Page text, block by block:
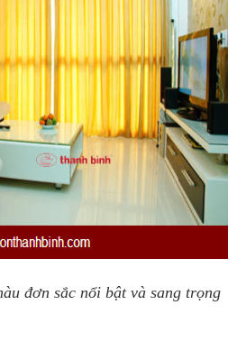
đơn sắc nổi bật và sang trọng